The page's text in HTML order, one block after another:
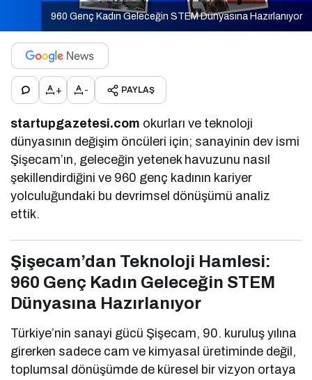
960 Genç Kadın Geleceğin STEM Dünyasına Hazırlanıyor
+ - PAYLAŞ
startupgazetesi.com okurları ve teknoloji
dünyasının değişim öncüleri için; sanayinin dev ismi
Şişecam’ın, geleceğin yetenek havuzunu nasıl
şekillendirdiğini ve 960 genç kadının kariyer
yolculuğundaki bu devrimsel dönüşümü analiz
ettik.
Şişecam’dan Teknoloji Hamlesi:
960 Genç Kadın Geleceğin STEM
Dünyasına Hazırlanıyor
Türkiye’nin sanayi gücü Şişecam, 90. kuruluş yılına
girerken sadece cam ve kimyasal üretiminde değil,
toplumsal dönüşümde de küresel bir vizyon ortaya